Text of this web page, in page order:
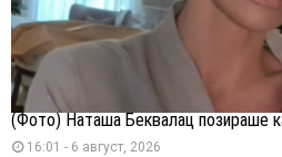
(Фото) Наташа Беквалац позираше
16:01 - 6 август, 2026